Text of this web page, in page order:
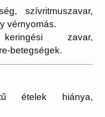
szívritmuszavar,
vérnyomás.
zavar,
betegségek.
ételek hiánya,